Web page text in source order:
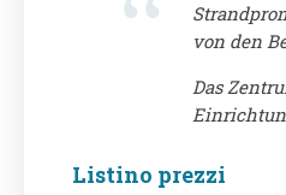
von den
Das
Listino prezzi